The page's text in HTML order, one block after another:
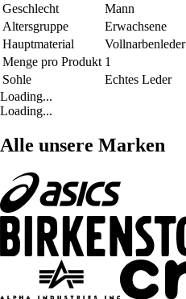
Geschlecht
Mann
Altersgruppe
Erwachsene
Hauptmaterial
Vollnarbenleder
Menge pro Produkt 1
Sohle
Echtes Leder
Loading...
Loading...
Alle unsere Marken